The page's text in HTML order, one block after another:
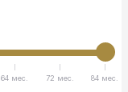
64 мес. 72 мес. 84 мес.